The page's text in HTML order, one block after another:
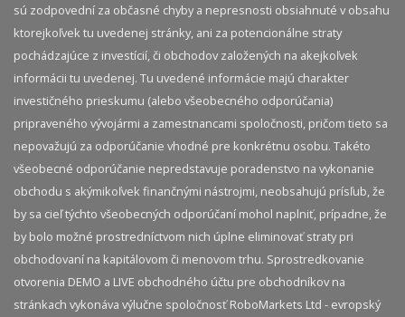
sú zodpovední za občasné chyby a nepresnosti obsiahnuté v obsahu
ktorejkoľvek tu uvedenej stránky, ani za potencionálne straty
pochádzajúce z investícií, či obchodov založených na akejkoľvek
informácii tu uvedenej. Tu uvedené informácie majú charakter
investičného prieskumu (alebo všeobecného odporúčania)
pripraveného vývojármi a zamestnancami spoločnosti, pričom tieto sa
nepovažujú za odporúčanie vhodné pre konkrétnu osobu. Takéto
všeobecné odporúčanie nepredstavuje poradenstvo na vykonanie
obchodu s akýmikoľvek finančnými nástrojmi, neobsahujú prísľub, že
by sa cieľ týchto všeobecných odporúčaní mohol naplniť, prípadne, že
by bolo možné prostredníctvom nich úplne eliminovať straty pri
obchodovaní na kapitálovom či menovom trhu. Sprostredkovanie
otvorenia DEMO a LIVE obchodného účtu pre obchodníkov na
stránkach vykonáva výlučne spoločnosť RoboMarkets Ltd - evropský